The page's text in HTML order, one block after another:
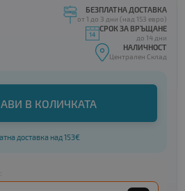
БЕЗПЛАТНА ДОСТАВКА
от 1 до 3 дни (над 153 евро)
СРОК ЗА ВРЪЩАНЕ
до 14 дни
НАЛИЧНОСТ
Централен Склад
В КОЛИЧКАТА
доставка над 153€